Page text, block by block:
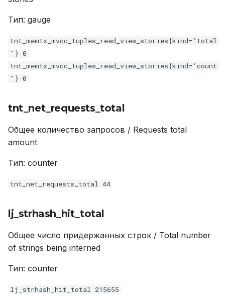
lj_gc_udatanum
tnt_memtx_mvcc_tuples_read_view_retained
lj_gc_steps_atomic_total
tnt_space_total_bsize
lj_gc_memory
tnt_memtx_mvcc_conflicts
tnt_ev_loop_epilog_time
tnt_ev_loop_time
tnt_space_len
lj_jit_trace_num
Тип: gauge
tnt_memtx_mvcc_tuples_read_view_stories{kind="total
"} 0
tnt_memtx_mvcc_tuples_read_view_stories{kind="count
"} 0
tnt_net_requests_total
Общее количество запросов / Requests total
amount
Тип: counter
tnt_net_requests_total 44
lj_strhash_hit_total
Общее число придержанных строк / Total number
of strings being interned
Тип: counter
lj_strhash_hit_total 215655